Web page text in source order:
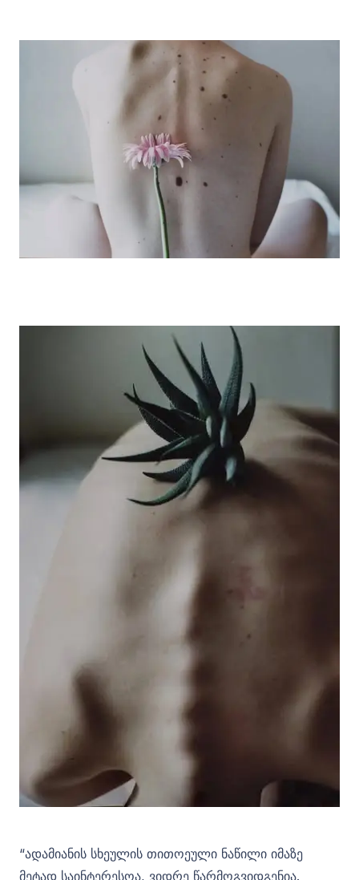
“ადამიანის სხეულის თითოეული ნაწილი იმაზე
მეტად საინტერესოა, ვიდრე წარმოგვიდგენია.